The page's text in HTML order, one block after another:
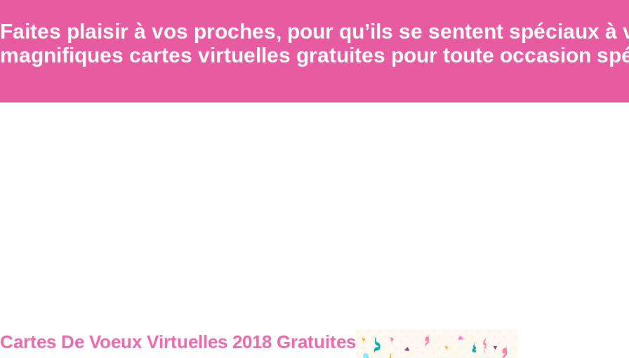
Faites plaisir à vos proches, pour qu’ils se sentent spéciaux à
magnifiques cartes virtuelles gratuites pour toute occasion
Cartes De Voeux Virtuelles 2018 Gratuites